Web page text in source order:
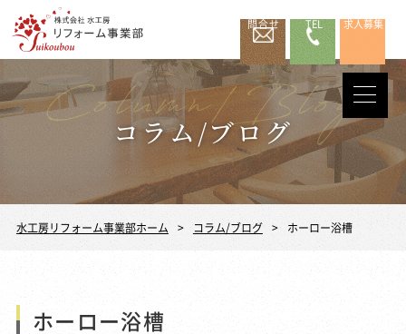
問合せ TEL 求人募集
コラム/ブログ
水工房リフォーム事業部ホーム コラム/ブログ ホーロー浴槽
ホーロー浴槽